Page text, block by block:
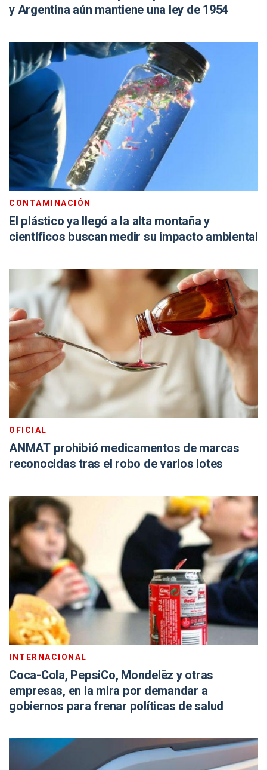
y Argentina aún mantiene una ley de 1954
CONTAMINACIÓN
El plástico ya llegó a la alta montaña y
científicos buscan medir su impacto ambiental
OFICIAL
ANMAT prohibió medicamentos de marcas
reconocidas tras el robo de varios lotes
INTERNACIONAL
Coca-Cola, PepsiCo, Mondelēz y otras
empresas, en la mira por demandar a
gobiernos para frenar políticas de salud